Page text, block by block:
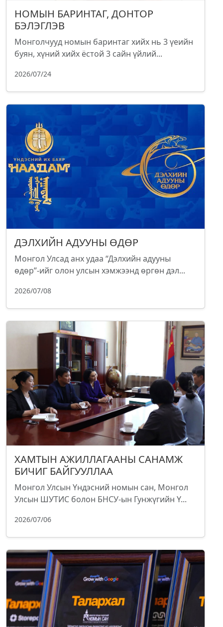
НОМЫН БАРИНТАГ, ДОНТОР
БЭЛЭГЛЭВ
Монголчууд номын баринтаг хийх нь 3 үеийн
буян, хүний хийх ёстой 3 сайн үйлий...
2026/07/24
ДЭЛХИЙН АДУУНЫ ӨДӨР
Монгол Улсад анх удаа “Дэлхийн адууны
өдөр”-ийг олон улсын хэмжээнд өргөн дэл...
2026/07/08
ХАМТЫН АЖИЛЛАГААНЫ САНАМЖ
БИЧИГ БАЙГУУЛЛАА
Монгол Улсын Үндэсний номын сан, Монгол
Улсын ШУТИС болон БНСУ-ын Гунжүгийн Ү...
2026/07/06